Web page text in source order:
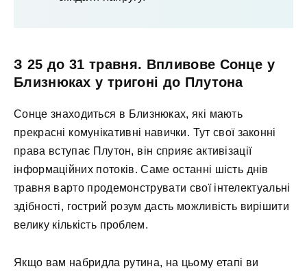
З 25 до 31 травня. Впливове Сонце у
Близнюках у тригоні до Плутона
Сонце знаходиться в Близнюках, які мають
прекрасні комунікативні навички. Тут свої законні
права вступає Плутон, він сприяє активізації
інформаційних потоків. Саме останні шість днів
травня варто продемонструвати свої інтелектуальні
здібності, гострий розум дасть можливість вирішити
велику кількість проблем.
Якщо вам набридла рутина, на цьому етапі ви